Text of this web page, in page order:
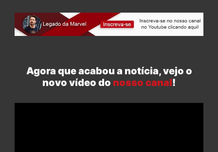
Agora que acabou a notícia, vejo o
novo vídeo do nosso canal!